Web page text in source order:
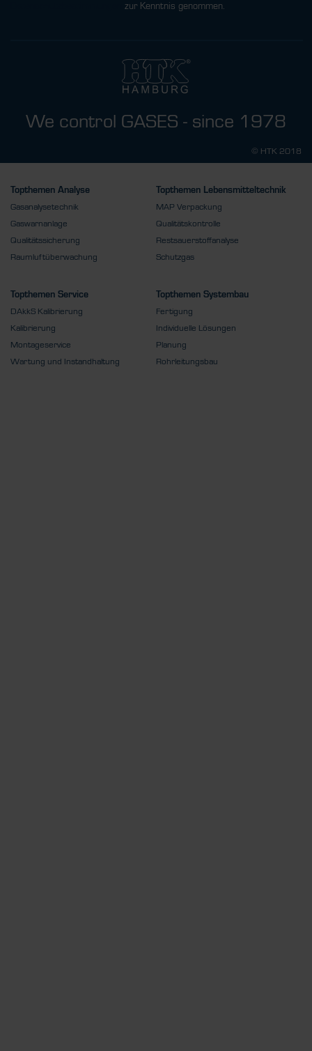
zur Kenntnis genommen.
We control GASES - since 1978
© HTK 2018
Topthemen Analyse
Gasanalysetechnik
Gaswarnanlage
Qualitätssicherung
Raumluftüberwachung
Topthemen Lebensmitteltechnik
MAP Verpackung
Qualitätskontrolle
Restsauerstoffanalyse
Schutzgas
Topthemen Service
DAkkS Kalibrierung
Kalibrierung
Montageservice
Wartung und Instandhaltung
Topthemen Systembau
Fertigung
Individuelle Lösungen
Planung
Rohrleitungsbau